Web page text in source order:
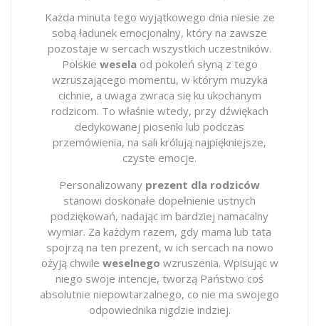
Każda minuta tego wyjątkowego dnia niesie ze
sobą ładunek emocjonalny, który na zawsze
pozostaje w sercach wszystkich uczestników.
Polskie weselaod pokoleń słyną z tego
wzruszającego momentu, w którym muzyka
cichnie, a uwaga zwraca się ku ukochanym
rodzicom. To właśnie wtedy, przy dźwiękach
dedykowanej piosenki lub podczas
przemówienia, na sali królują najpiękniejsze,
czyste emocje.
Personalizowany prezent dla rodziców
stanowi doskonałe dopełnienie ustnych
podziękowań, nadając im bardziej namacalny
wymiar. Za każdym razem, gdy mama lub tata
spojrzą na ten prezent, w ich sercach na nowo
ożyją chwile weselnego wzruszenia. Wpisując w
niego swoje intencje, tworzą Państwo coś
absolutnie niepowtarzalnego, co nie ma swojego
odpowiednika nigdzie indziej.